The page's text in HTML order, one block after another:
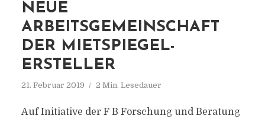
NEUE
ARBEITSGEMEINSCHAFT
DER MIETSPIEGEL-
ERSTELLER
21. Februar 2019 2 Min. Lesedauer
Auf Initiative der F B Forschung und Beratung